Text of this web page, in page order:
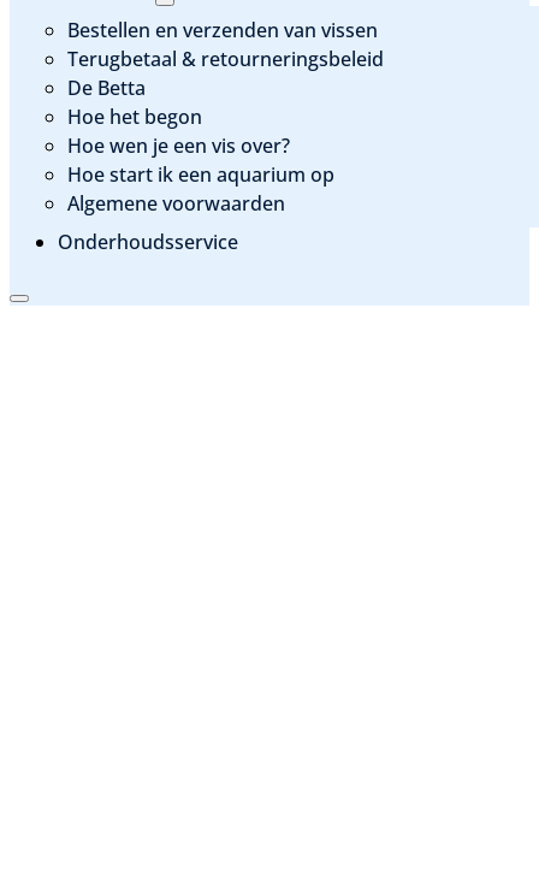
Bestellen en verzenden van vissen
Terugbetaal & retourneringsbeleid
De Betta
Hoe het begon
Hoe wen je een vis over?
Hoe start ik een aquarium op
Algemene voorwaarden
Onderhoudsservice